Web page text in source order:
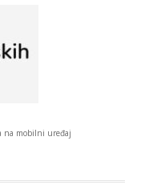
na mobilni uređaj